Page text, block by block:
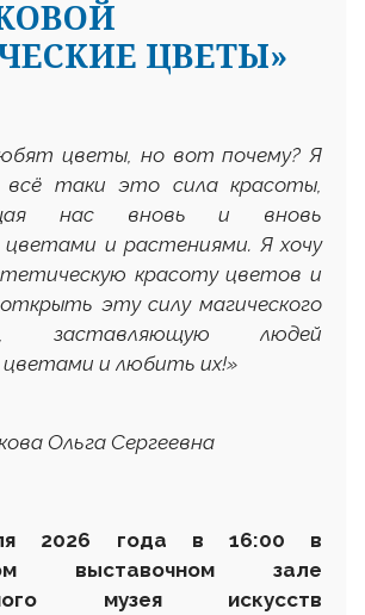
ЦВЕТЫ»
цветы, но вот почему? Я
таки это сила красоты,
нас вновь и вновь
и растениями. Я хочу
красоту цветов и
эту силу магического
заставляющую людей
и любить их!»
Ольга Сергеевна
2026 года в 16:00 в
выставочном зале
музея искусств